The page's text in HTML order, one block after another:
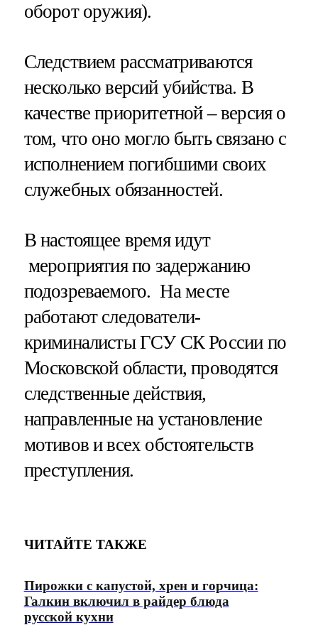
оборот оружия).
Следствием рассматриваются
несколько версий убийства. В
качестве приоритетной – версия о
том, что оно могло быть связано с
исполнением погибшими своих
служебных обязанностей.
В настоящее время идут
мероприятия по задержанию
подозреваемого. На месте
работают следователи-
криминалисты ГСУ СК России по
Московской области, проводятся
следственные действия,
направленные на установление
мотивов и всех обстоятельств
преступления.
ЧИТАЙТЕ ТАКЖЕ
Пирожки с капустой, хрен и горчица:
Галкин включил в райдер блюда
русской кухни